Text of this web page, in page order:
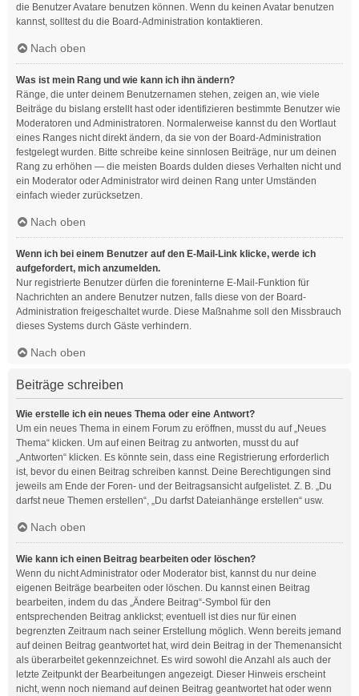
die Benutzer Avatare benutzen können. Wenn du keinen Avatar benutzen
kannst, solltest du die Board-Administration kontaktieren.
Nach oben
Was ist mein Rang und wie kann ich ihn ändern?
Ränge, die unter deinem Benutzernamen stehen, zeigen an, wie viele
Beiträge du bislang erstellt hast oder identifizieren bestimmte Benutzer wie
Moderatoren und Administratoren. Normalerweise kannst du den Wortlaut
eines Ranges nicht direkt ändern, da sie von der Board-Administration
festgelegt wurden. Bitte schreibe keine sinnlosen Beiträge, nur um deinen
Rang zu erhöhen — die meisten Boards dulden dieses Verhalten nicht und
ein Moderator oder Administrator wird deinen Rang unter Umständen
einfach wieder zurücksetzen.
Nach oben
Wenn ich bei einem Benutzer auf den E-Mail-Link klicke, werde ich
aufgefordert, mich anzumelden.
Nur registrierte Benutzer dürfen die foreninterne E-Mail-Funktion für
Nachrichten an andere Benutzer nutzen, falls diese von der Board-
Administration freigeschaltet wurde. Diese Maßnahme soll den Missbrauch
dieses Systems durch Gäste verhindern.
Nach oben
Beiträge schreiben
Wie erstelle ich ein neues Thema oder eine Antwort?
Um ein neues Thema in einem Forum zu eröffnen, musst du auf „Neues
Thema“ klicken. Um auf einen Beitrag zu antworten, musst du auf
„Antworten“ klicken. Es könnte sein, dass eine Registrierung erforderlich
ist, bevor du einen Beitrag schreiben kannst. Deine Berechtigungen sind
jeweils am Ende der Foren- und der Beitragsansicht aufgelistet. Z. B. „Du
darfst neue Themen erstellen“, „Du darfst Dateianhänge erstellen“ usw.
Nach oben
Wie kann ich einen Beitrag bearbeiten oder löschen?
Wenn du nicht Administrator oder Moderator bist, kannst du nur deine
eigenen Beiträge bearbeiten oder löschen. Du kannst einen Beitrag
bearbeiten, indem du das „Ändere Beitrag“-Symbol für den
entsprechenden Beitrag anklickst; eventuell ist dies nur für einen
begrenzten Zeitraum nach seiner Erstellung möglich. Wenn bereits jemand
auf deinen Beitrag geantwortet hat, wird dein Beitrag in der Themenansicht
als überarbeitet gekennzeichnet. Es wird sowohl die Anzahl als auch der
letzte Zeitpunkt der Bearbeitungen angezeigt. Dieser Hinweis erscheint
nicht, wenn noch niemand auf deinen Beitrag geantwortet hat oder wenn